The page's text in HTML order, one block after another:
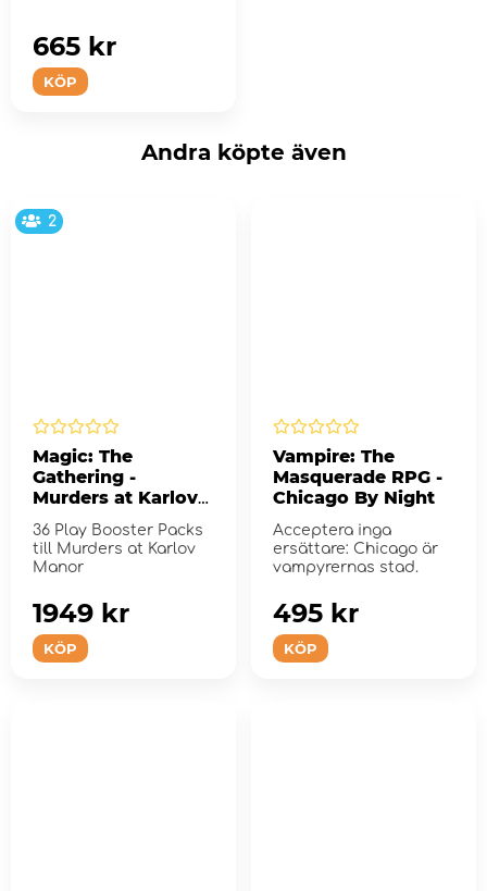
KÖP
665 kr
Andra köpte även
2
Magic: The
Gathering -
Murders at Karlov
Booster Display
36 Play Booster Packs
till Murders at Karlov
Manor
KÖP
1949 kr
Vampire: The
Masquerade RPG -
Chicago By Night
Acceptera inga
ersättare: Chicago är
vampyrernas stad.
KÖP
495 kr